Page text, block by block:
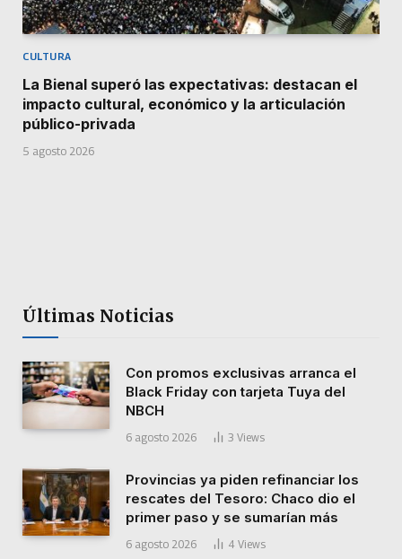
CULTURA
La Bienal superó las expectativas: destacan el
impacto cultural, económico y la articulación
público-privada
5 agosto 2026
Últimas Noticias
Con promos exclusivas arranca el
Black Friday con tarjeta Tuya del
NBCH
6 agosto 2026 3 Views
Provincias ya piden refinanciar los
rescates del Tesoro: Chaco dio el
primer paso y se sumarían más
6 agosto 2026 4 Views